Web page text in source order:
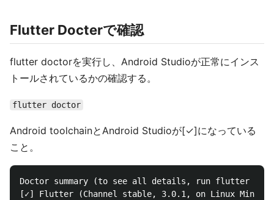
Flutter Docterで確認
flutter doctorを実行し、Android Studioが正常にインス
トールされているかの確認する。
flutter doctor
Android toolchainとAndroid Studioが[✓]になっている
こと。
Doctor summary (to see all details, run flutter
[✓] Flutter (Channel stable, 3.0.1, on Linux Mint